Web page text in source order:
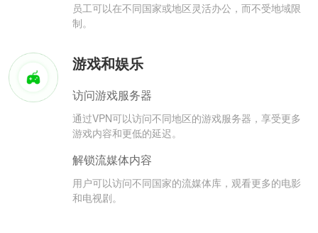
员工可以在不同国家或地区灵活办公，而不受地域限
制。
游戏和娱乐
访问游戏服务器
通过VPN可以访问不同地区的游戏服务器，享受更多
游戏内容和更低的延迟。
解锁流媒体内容
用户可以访问不同国家的流媒体库，观看更多的电影
和电视剧。